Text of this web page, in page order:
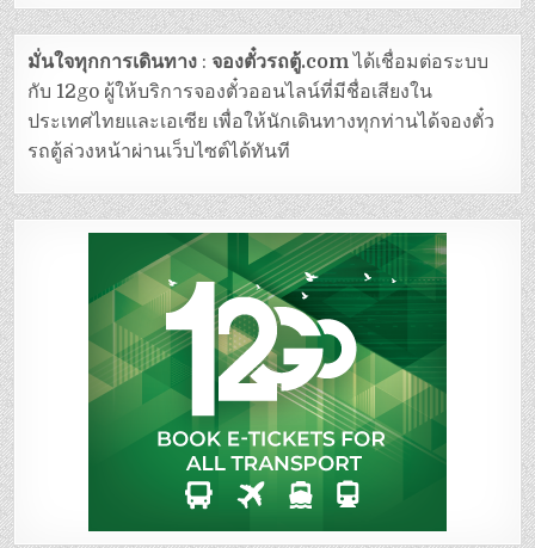
มั่นใจทุกการเดินทาง :จองตั๋วรถตู้.comได้เชื่อมต่อระบบ
กับ 12go ผู้ให้บริการจองตั๋วออนไลน์ที่มีชื่อเสียงใน
ประเทศไทยและเอเซีย เพื่อให้นักเดินทางทุกท่านได้จองตั๋ว
รถตู้ล่วงหน้าผ่านเว็บไซต์ได้ทันที